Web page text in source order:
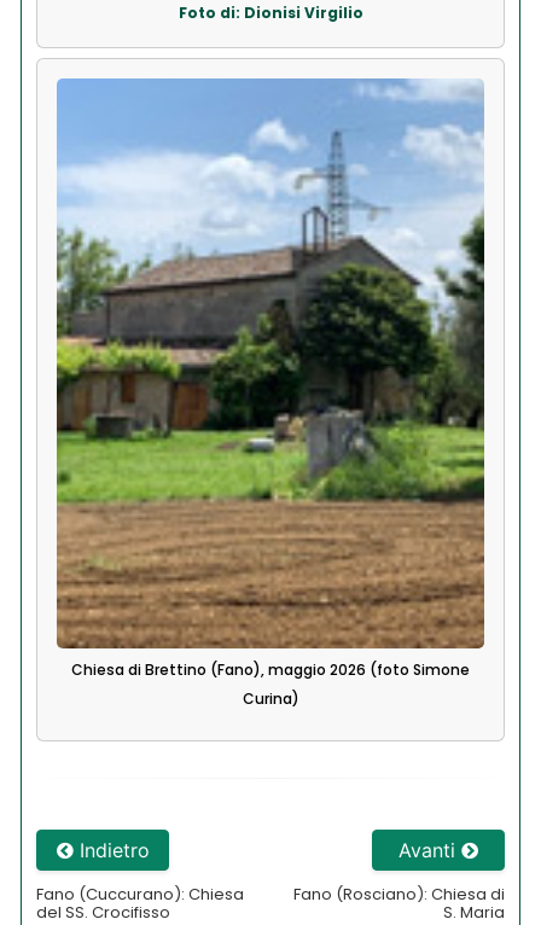
Foto di: Dionisi Virgilio
Chiesa di Brettino (Fano), maggio 2026 (foto Simone
Curina)
Indietro
Fano (Cuccurano): Chiesa
del SS. Crocifisso
Avanti
Fano (Rosciano): Chiesa di
S. Maria